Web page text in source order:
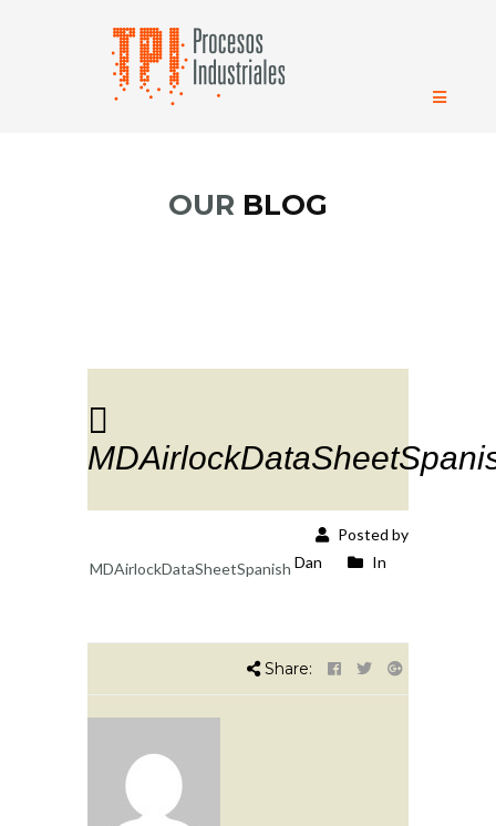
OUR BLOG
Posted by
Dan
In
MDAirlockDataSheetSpanish
Share: